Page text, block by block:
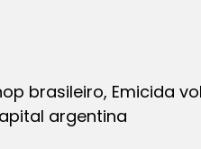
brasileiro, Emicida
argentina